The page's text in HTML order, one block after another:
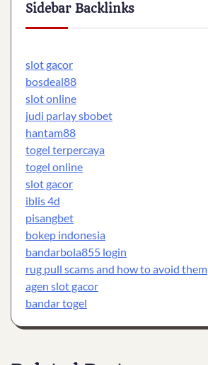
Sidebar Backlinks
slot gacor
bosdeal88
slot online
judi parlay sbobet
hantam88
togel terpercaya
togel online
slot gacor
iblis 4d
pisangbet
bokep indonesia
bandarbola855 login
rug pull scams and how to avoid them
agen slot gacor
bandar togel